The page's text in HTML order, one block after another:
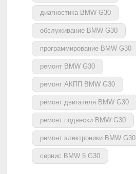
диагностика BMW G30
обслуживание BMW G30
программирование BMW G30
ремонт BMW G30
ремонт АКПП BMW G30
ремонт двигателя BMW G30
ремонт подвески BMW G30
ремонт электроники BMW G30
сервис BMW 5 G30